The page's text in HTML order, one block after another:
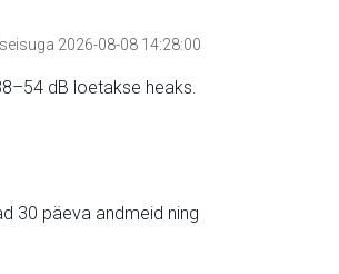
2026-08-08 14:28:00
dB loetakse heaks.
30 päeva andmeid ning